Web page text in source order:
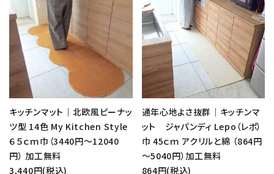
キッチンマット｜北欧風ピーナッ
ツ型 14色 My Kitchen Style
６５ｃｍ巾（3440円～12040
円） 加工無料
3,440円(税込)
通年心地よさ抜群｜キッチンマ
ット ジャパンディ Lepo（レポ）
巾 45ｃｍ アクリルと綿 （864円
～5040円）加工無料
864円(税込)